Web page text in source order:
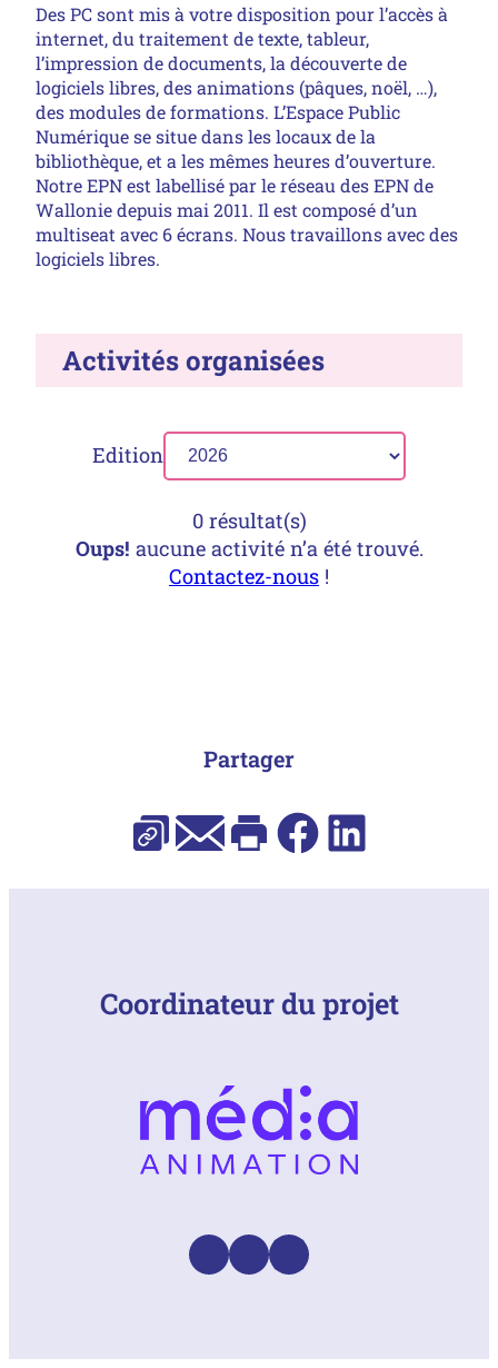
Des PC sont mis à votre disposition pour l’accès à
internet, du traitement de texte, tableur,
l’impression de documents, la découverte de
logiciels libres, des animations (pâques, noël, …),
des modules de formations. L’Espace Public
Numérique se situe dans les locaux de la
bibliothèque, et a les mêmes heures d’ouverture.
Notre EPN est labellisé par le réseau des EPN de
Wallonie depuis mai 2011. Il est composé d’un
multiseat avec 6 écrans. Nous travaillons avec des
logiciels libres.
Activités organisées
Edition
0 résultat(s)
Oups! aucune activité n’a été trouvé.
Contactez-nous !
Partager
Copier l’URL
E-mailImprimerFacebookLinkedIn
Coordinateur du projet
Facebook
Instagram
LinkedIn